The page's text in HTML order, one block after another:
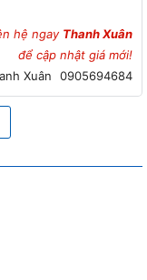
hệ ngay Thanh Xuân
để cập nhật giá mới!
Xuân
0905694684